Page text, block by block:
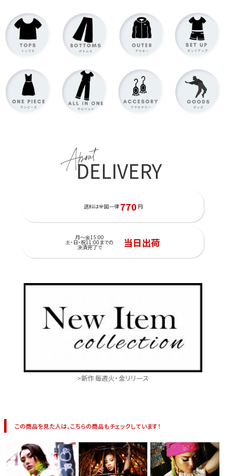
About
DELIVERY
送料は全国一律 770 円
月～金15:00
土・日・祝11:00までの
決済完了で 当日出荷
>新作毎週火・金リリース
この商品を見た人は、こちらの商品もチェックしています！